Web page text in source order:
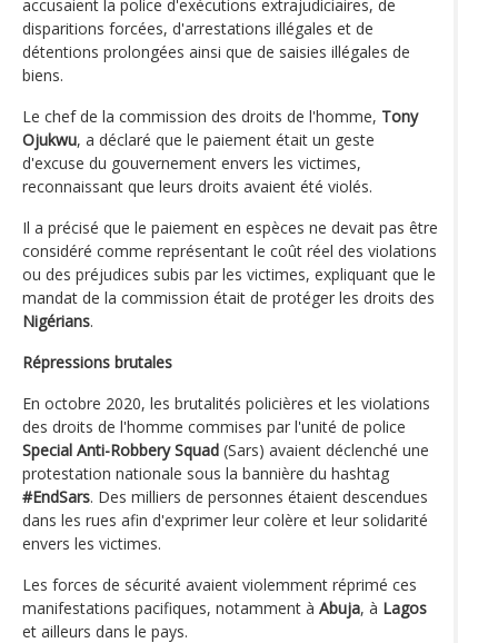
accusaient la police d'exécutions extrajudiciaires, de
disparitions forcées, d'arrestations illégales et de
détentions prolongées ainsi que de saisies illégales de
biens.
Le chef de la commission des droits de l'homme, Tony
Ojukwu, a déclaré que le paiement était un geste
d'excuse du gouvernement envers les victimes,
reconnaissant que leurs droits avaient été violés.
Il a précisé que le paiement en espèces ne devait pas être
considéré comme représentant le coût réel des violations
ou des préjudices subis par les victimes, expliquant que le
mandat de la commission était de protéger les droits des
Nigérians.
Répressions brutales
En octobre 2020, les brutalités policières et les violations
des droits de l'homme commises par l'unité de police
Special Anti-Robbery Squad (Sars) avaient déclenché une
protestation nationale sous la bannière du hashtag
#EndSars. Des milliers de personnes étaient descendues
dans les rues afin d'exprimer leur colère et leur solidarité
envers les victimes.
Les forces de sécurité avaient violemment réprimé ces
manifestations pacifiques, notamment à Abuja, à Lagos
et ailleurs dans le pays.